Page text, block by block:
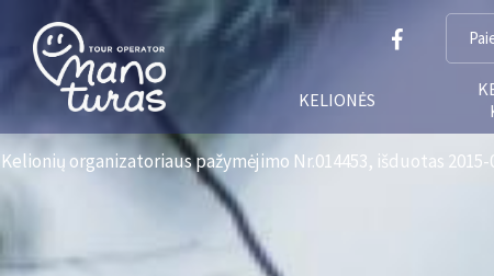
KELIONĖS
Kelionių organizatoriaus pažymėjimo Nr.014453, išduotas